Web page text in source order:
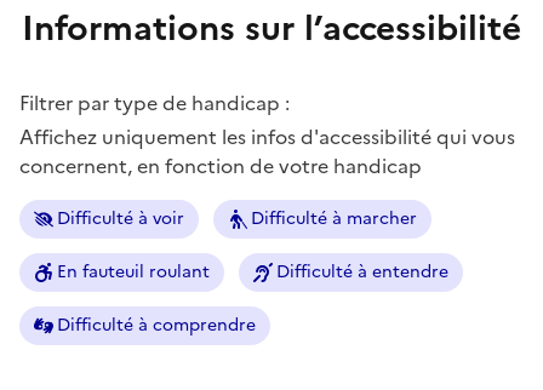
Informations sur l’accessibilité
Filtrer par type de handicap :
Affichez uniquement les infos d'accessibilité qui vous
concernent, en fonction de votre handicap
Difficulté à voir Difficulté à marcher
En fauteuil roulant Difficulté à entendre
Difficulté à comprendre